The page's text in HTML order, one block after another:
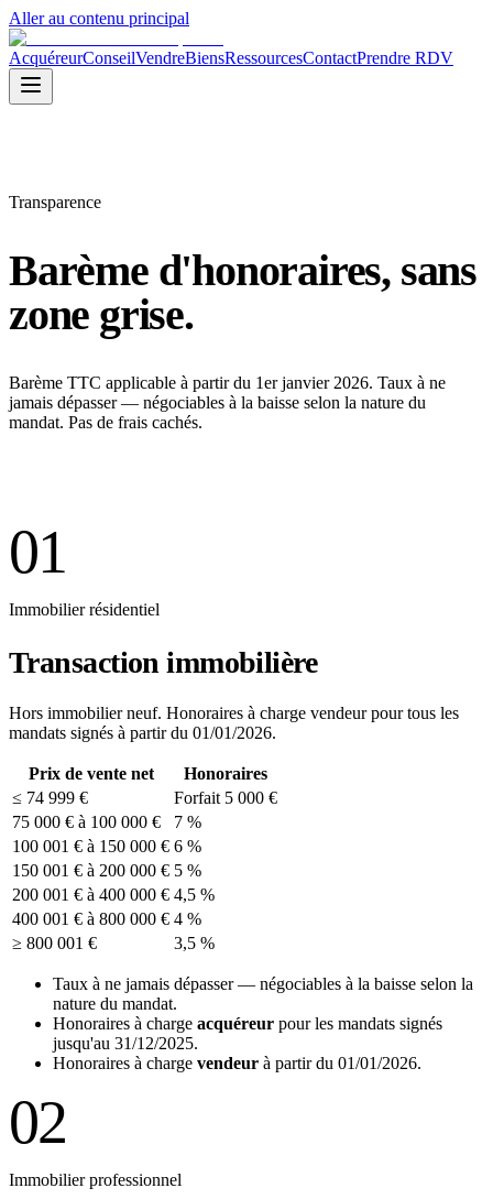
Aller au contenu principal
AcquéreurConseilVendreBiensRessourcesContactPrendre RDV
Transparence
Barème d'honoraires, sans
zone grise.
Barème TTC applicable à partir du 1er janvier 2026. Taux à ne
jamais dépasser — négociables à la baisse selon la nature du
mandat. Pas de frais cachés.
01
Immobilier résidentiel
Transaction immobilière
Hors immobilier neuf. Honoraires à charge vendeur pour tous les
mandats signés à partir du 01/01/2026.
Prix de vente net
Honoraires
≤ 74 999 €
Forfait 5 000 €
75 000 € à 100 000 €
7 %
100 001 € à 150 000 € 6 %
150 001 € à 200 000 € 5 %
200 001 € à 400 000 € 4,5 %
400 001 € à 800 000 € 4 %
≥ 800 001 €
3,5 %
Taux à ne jamais dépasser — négociables à la baisse selon la
nature du mandat.
Honoraires à charge acquéreur pour les mandats signés
jusqu'au 31/12/2025.
Honoraires à charge vendeur à partir du 01/01/2026.
02
Immobilier professionnel